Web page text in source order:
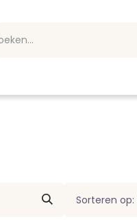
Sorteren op: